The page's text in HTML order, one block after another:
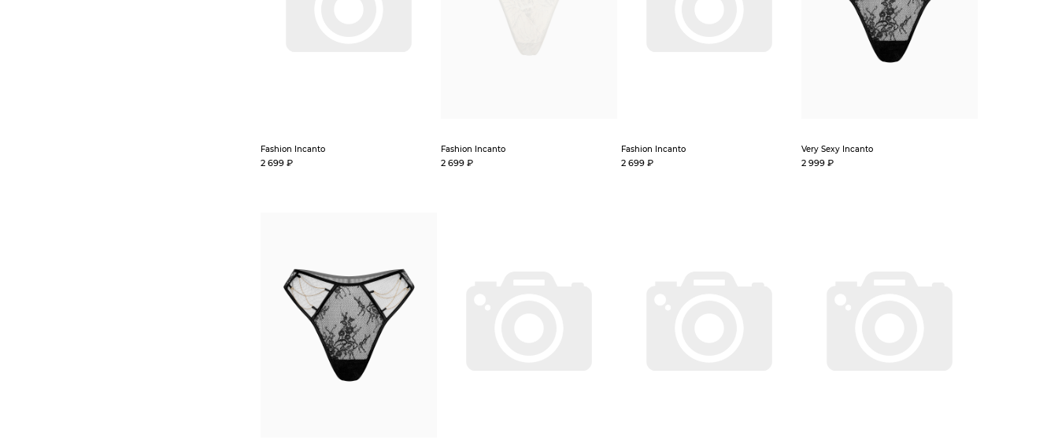
Fashion Incanto
2 699 ₽
Fashion Incanto
2 699 ₽
Fashion Incanto
2 699 ₽
Very Sexy Incanto
2 999 ₽